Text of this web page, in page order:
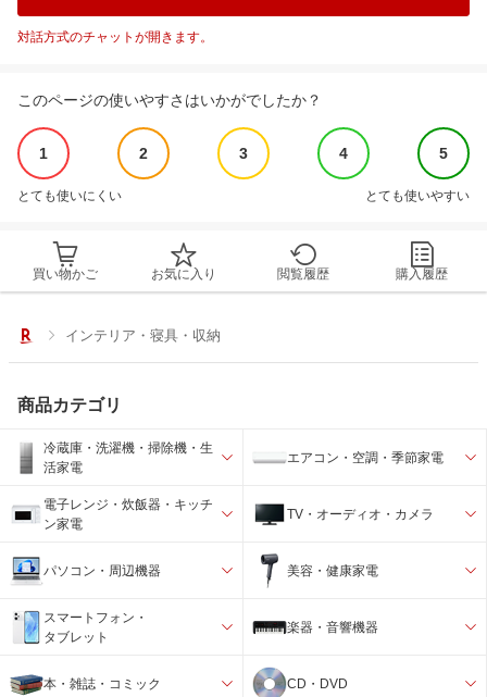
対話方式のチャットが開きます。
このページの使いやすさはいかがでしたか？
1 2 3 4 5
とても使いにくい とても使いやすい
買い物かご お気に入り 閲覧履歴 購入履歴
インテリア・寝具・収納
商品カテゴリ
冷蔵庫・洗濯機・掃除機・生
活家電
エアコン・空調・季節家電
電子レンジ・炊飯器・キッチ
ン家電
TV・オーディオ・カメラ
パソコン・周辺機器 美容・健康家電
スマートフォン・
タブレット
楽器・音響機器
本・雑誌・コミック CD・DVD